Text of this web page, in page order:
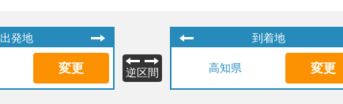
出発地
変更 逆区間
到着地
高知県 変更